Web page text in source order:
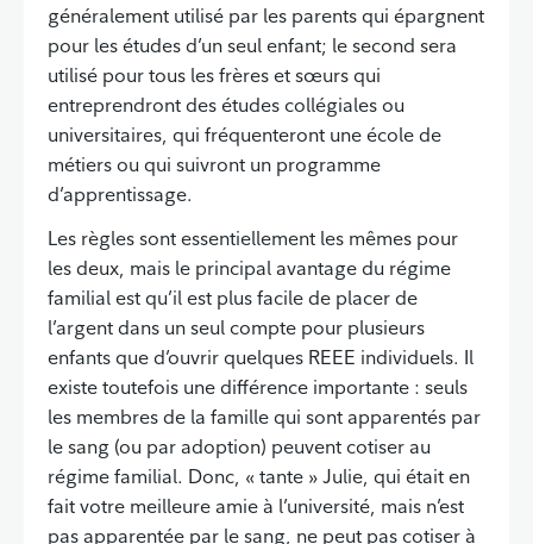
généralement utilisé par les parents qui épargnent
pour les études d’un seul enfant; le second sera
utilisé pour tous les frères et sœurs qui
entreprendront des études collégiales ou
universitaires, qui fréquenteront une école de
métiers ou qui suivront un programme
d’apprentissage.
Les règles sont essentiellement les mêmes pour
les deux, mais le principal avantage du régime
familial est qu’il est plus facile de placer de
l’argent dans un seul compte pour plusieurs
enfants que d’ouvrir quelques REEE individuels. Il
existe toutefois une différence importante : seuls
les membres de la famille qui sont apparentés par
le sang (ou par adoption) peuvent cotiser au
régime familial. Donc, « tante » Julie, qui était en
fait votre meilleure amie à l’université, mais n’est
pas apparentée par le sang, ne peut pas cotiser à